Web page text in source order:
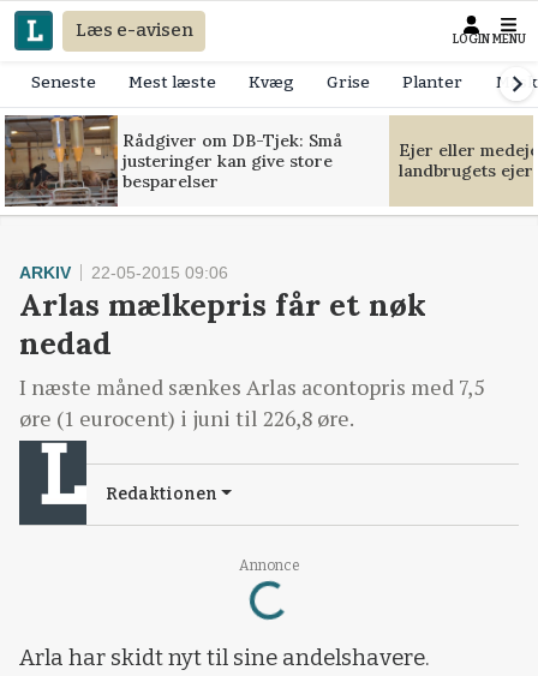
Læs e-avisen LOGIN MENU
Seneste Mest læste Kvæg Grise Planter
Rådgiver om DB-Tjek: Små
justeringer kan give store
besparelser
Ejer eller
landbrugets
Annonce
Loading...
ARKIV 22-05-2015 09:06
Arlas mælkepris får et nøk
nedad
I næste måned sænkes Arlas acontopris med 7,5
øre (1 eurocent) i juni til 226,8 øre.
Redaktionen
Arla har skidt nyt til sine andelshavere.